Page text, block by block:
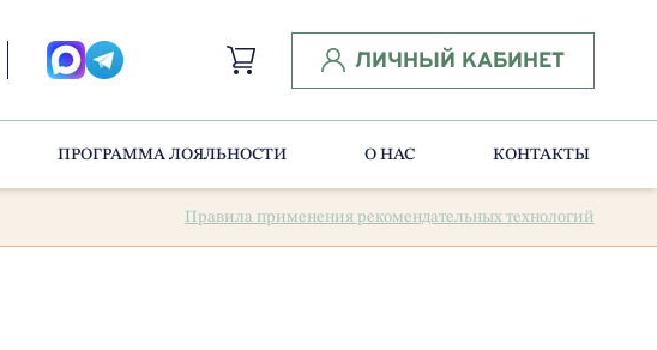
ЛИЧНЫЙ КАБИНЕТ
ПРОГРАММА ЛОЯЛЬНОСТИ О НАС КОНТАКТЫ
Правила применения рекомендательных технологий